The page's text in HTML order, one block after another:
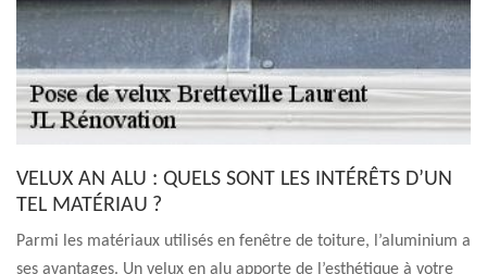
VELUX AN ALU : QUELS SONT LES INTÉRÊTS D’UN
TEL MATÉRIAU ?
Parmi les matériaux utilisés en fenêtre de toiture, l’aluminium a
ses avantages. Un velux en alu apporte de l’esthétique à votre